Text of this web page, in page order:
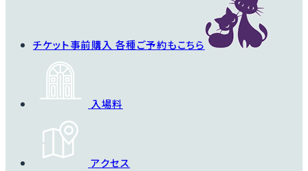
チケット事前購入 各種ご予約もこちら
入場料
アクセス